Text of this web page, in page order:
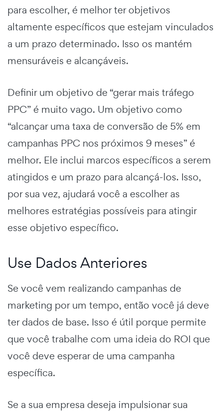
para escolher, é melhor ter objetivos
altamente específicos que estejam vinculados
a um prazo determinado. Isso os mantém
mensuráveis e alcançáveis.
Definir um objetivo de “gerar mais tráfego
PPC” é muito vago. Um objetivo como
“alcançar uma taxa de conversão de 5% em
campanhas PPC nos próximos 9 meses” é
melhor. Ele inclui marcos específicos a serem
atingidos e um prazo para alcançá-los. Isso,
por sua vez, ajudará você a escolher as
melhores estratégias possíveis para atingir
esse objetivo específico.
Use Dados Anteriores
Se você vem realizando campanhas de
marketing por um tempo, então você já deve
ter dados de base. Isso é útil porque permite
que você trabalhe com uma ideia do ROI que
você deve esperar de uma campanha
específica.
Se a sua empresa deseja impulsionar sua